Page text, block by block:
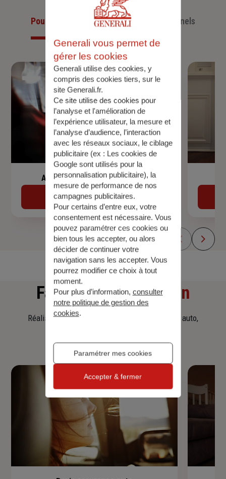
Pour les particuliersPour les professionnels
Assurance de prêt immobilier
Découvrir
Faitesune simulation
Réalisez une simulation tarifaire d'assurance, auto,
Generali vous permet de
gérer les cookies
Generali utilise des cookies, y
compris des cookies tiers, sur le
site Generali.fr.
Ce site utilise des cookies pour
l’analyse et l'amélioration de
l’expérience utilisateur, la mesure et
l’analyse d’audience, l’interaction
avec les réseaux sociaux, le ciblage
publicitaire (ex : Les cookies de
Google sont utilisés pour la
personnalisation publicitaire), la
mesure de performance de nos
campagnes publicitaires.
Pour certains d’entre eux, votre
consentement est nécessaire. Vous
pouvez paramétrer ces cookies ou
bien tous les accepter, ou alors
décider de continuer votre
navigation sans les accepter. Vous
pourrez modifier ce choix à tout
moment.
Pour plus d’information, consulter
notre politique de gestion des
cookies.
Paramétrer mes cookies
Accepter & fermer